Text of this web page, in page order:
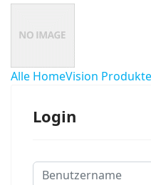
Alle HomeVision
Login
Benutzername